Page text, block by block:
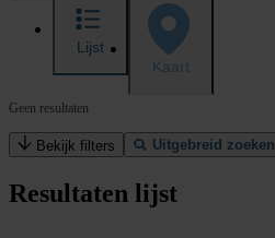
Lijst
Kaart
Geen resultaten
Bekijk filters Uitgebreid zoeken
Resultaten lijst